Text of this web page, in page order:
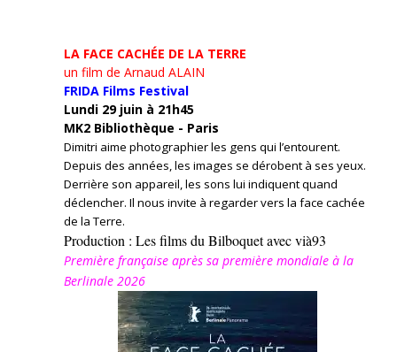
LA FACE CACHÉE DE LA TERRE
un film de Arnaud ALAIN
FRIDA Films Festival
Lundi 29 juin à 21h45
MK2 Bibliothèque - Paris
Dimitri aime photographier les gens qui l’entourent.
Depuis des années, les images se dérobent à ses yeux.
Derrière son appareil, les sons lui indiquent quand
déclencher. Il nous invite à regarder vers la face cachée
de la Terre.
Production : Les films du Bilboquet avec vià93
Première française après sa première mondiale à la
Berlinale 2026